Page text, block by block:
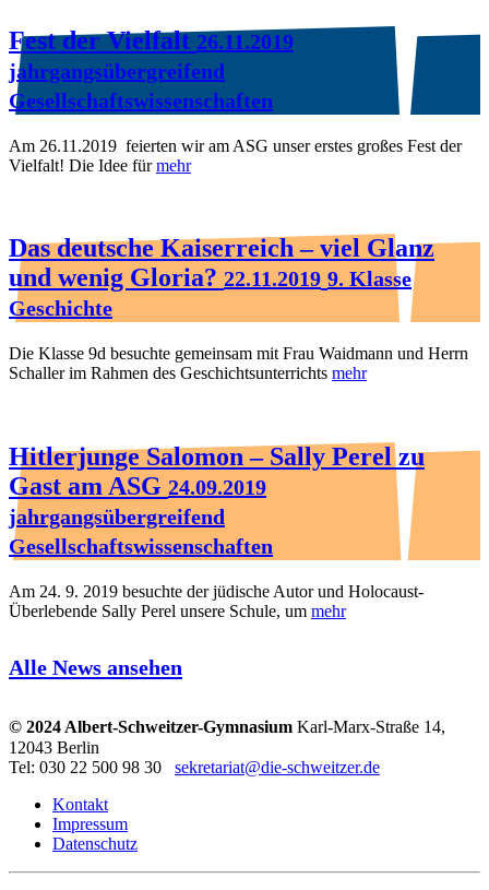
Fest der Vielfalt26.11.2019
jahrgangsübergreifend
Gesellschaftswissenschaften
Am 26.11.2019 feierten wir am ASG unser erstes großes Fest der
Vielfalt! Die Idee fürmehr
Das deutsche Kaiserreich – viel Glanz
und wenig Gloria? 22.11.2019 9. Klasse
Geschichte
Die Klasse 9d besuchte gemeinsam mit Frau Waidmann und Herrn
Schaller im Rahmen des Geschichtsunterrichts mehr
Hitlerjunge Salomon – Sally Perel zu
Gast am ASG 24.09.2019
jahrgangsübergreifend
Gesellschaftswissenschaften
Am 24. 9. 2019 besuchte der jüdische Autor und Holocaust-
Überlebende Sally Perel unsere Schule, um mehr
Alle News ansehen
© 2024 Albert-Schweitzer-Gymnasium Karl-Marx-Straße 14,
12043 Berlin
Tel: 030 22 500 98 30 sekretariat@die-schweitzer.de
Kontakt
Impressum
Datenschutz